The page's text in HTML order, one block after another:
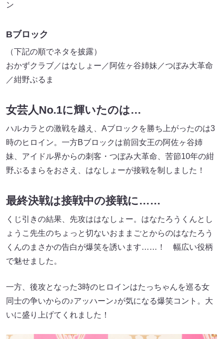
ン
Bブロック
（下記の順でネタを披露）
おかずクラブ／はなしょー／阿佐ヶ谷姉妹／つぼみ大革命
／紺野ぶるま
女芸人No.1に輝いたのは…
ハルカラとの激戦を越え、Aブロックを勝ち上がったのは3
時のヒロイン。一方Bブロックは前回女王の阿佐ヶ谷姉
妹、アイドル界からの刺客・つぼみ大革命、苦節10年の紺
野ぶるまらをおさえ、はなしょーが接戦を制しました！
最終決戦は接戦中の接戦に……
くじ引きの結果、先攻ははなしょー。はなたろうくんとし
ょうこ先生のちょっと切ないおままごとからのはなたろう
くんのまさかの告白が爆笑を誘います……！ 幅広い役柄
で魅せました。
一方、後攻となった3時のヒロインはたっちゃんを巡る女
同士の争いからの♪アッハーン♪が気になる爆笑コント。大
いに盛り上げてくれました！